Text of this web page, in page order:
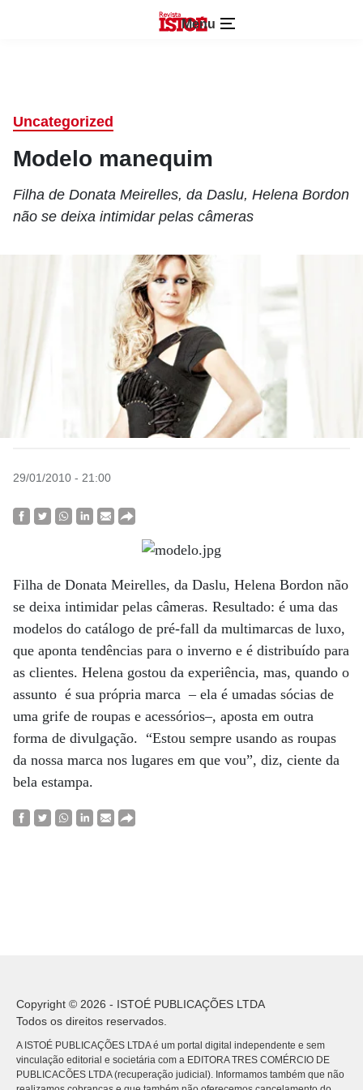
Menu
Uncategorized
Modelo manequim
Filha de Donata Meirelles, da Daslu, Helena Bordon
não se deixa intimidar pelas câmeras
29/01/2010 - 21:00
Filha de Donata Meirelles, da Daslu, Helena Bordon não
se deixa intimidar pelas câmeras. Resultado: é uma das
modelos do catálogo de pré-fall da multimarcas de luxo,
que aponta tendências para o inverno e é distribuído para
as clientes. Helena gostou da experiência, mas, quando o
assunto é sua própria marca – ela é umadas sócias de
uma grife de roupas e acessórios–, aposta em outra
forma de divulgação. “Estou sempre usando as roupas
da nossa marca nos lugares em que vou”, diz, ciente da
bela estampa.
Copyright © 2026 - ISTOÉ PUBLICAÇÕES LTDA
Todos os direitos reservados.
A ISTOÉ PUBLICAÇÕES LTDA é um portal digital independente e sem
vinculação editorial e societária com a EDITORA TRES COMÉRCIO DE
PUBLICACÕES LTDA (recuperação judicial). Informamos também que não